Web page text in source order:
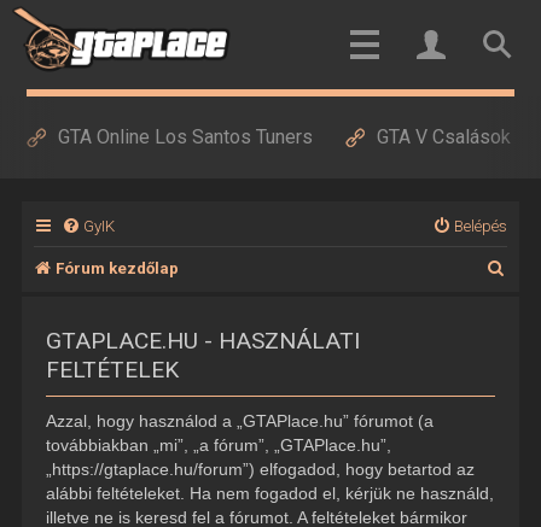
GTA Online Los Santos Tuners GTA V Csalások
GyIK Belépés
Fórum kezdőlap
GTAPLACE.HU - HASZNÁLATI
FELTÉTELEK
Azzal, hogy használod a „GTAPlace.hu” fórumot (a
továbbiakban „mi”, „a fórum”, „GTAPlace.hu”,
„https://gtaplace.hu/forum”) elfogadod, hogy betartod az
alábbi feltételeket. Ha nem fogadod el, kérjük ne használd,
illetve ne is keresd fel a fórumot. A feltételeket bármikor